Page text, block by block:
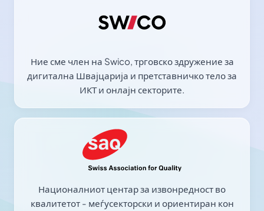
Ние сме член на Swico, трговско здружение за
дигитална Швајцарија и претставничко тело за
ИКТ и онлајн секторите.
Националниот центар за извонредност во
квалитетот - меѓусекторски и ориентиран кон